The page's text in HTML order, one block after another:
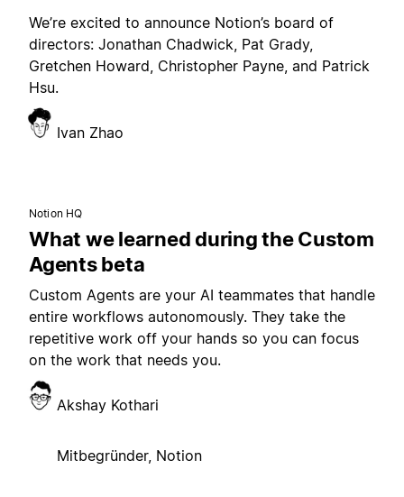
We’re excited to announce Notion’s board of
directors: Jonathan Chadwick, Pat Grady,
Gretchen Howard, Christopher Payne, and Patrick
Hsu.
Ivan Zhao
Notion HQ
What we learned during the Custom
Agents beta
Custom Agents are your AI teammates that handle
entire workflows autonomously. They take the
repetitive work off your hands so you can focus
on the work that needs you.
Akshay Kothari
Mitbegründer, Notion